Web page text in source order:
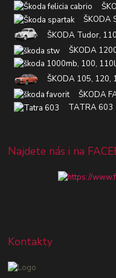
ŠKODA
ŠKODA Tudor,
ŠKODA
ŠKODA 105, 120,
ŠKODA
TATRA 603
Najdete nás i na
Kontakty